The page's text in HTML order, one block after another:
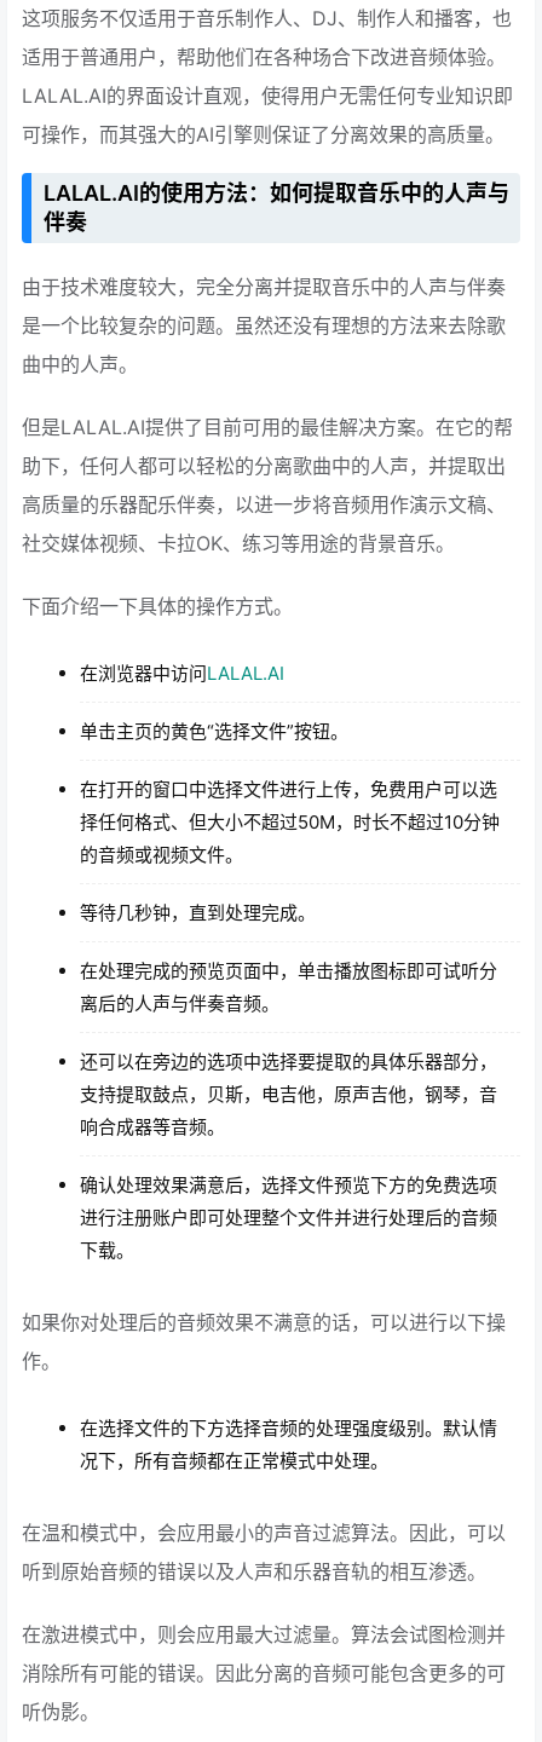
这项服务不仅适用于音乐制作人、DJ、制作人和播客，也
适用于普通用户，帮助他们在各种场合下改进音频体验。
LALAL.AI的界面设计直观，使得用户无需任何专业知识即
可操作，而其强大的AI引擎则保证了分离效果的高质量。
LALAL.AI的使用方法：如何提取音乐中的人声与
伴奏
由于技术难度较大，完全分离并提取音乐中的人声与伴奏
是一个比较复杂的问题。虽然还没有理想的方法来去除歌
曲中的人声。
但是LALAL.AI提供了目前可用的最佳解决方案。在它的帮
助下，任何人都可以轻松的分离歌曲中的人声，并提取出
高质量的乐器配乐伴奏，以进一步将音频用作演示文稿、
社交媒体视频、卡拉OK、练习等用途的背景音乐。
下面介绍一下具体的操作方式。
在浏览器中访问LALAL.AI
单击主页的黄色“选择文件”按钮。
在打开的窗口中选择文件进行上传，免费用户可以选
择任何格式、但大小不超过50M，时长不超过10分钟
的音频或视频文件。
等待几秒钟，直到处理完成。
在处理完成的预览页面中，单击播放图标即可试听分
离后的人声与伴奏音频。
还可以在旁边的选项中选择要提取的具体乐器部分，
支持提取鼓点，贝斯，电吉他，原声吉他，钢琴，音
响合成器等音频。
确认处理效果满意后，选择文件预览下方的免费选项
进行注册账户即可处理整个文件并进行处理后的音频
下载。
如果你对处理后的音频效果不满意的话，可以进行以下操
作。
在选择文件的下方选择音频的处理强度级别。默认情
况下，所有音频都在正常模式中处理。
在温和模式中，会应用最小的声音过滤算法。因此，可以
听到原始音频的错误以及人声和乐器音轨的相互渗透。
在激进模式中，则会应用最大过滤量。算法会试图检测并
消除所有可能的错误。因此分离的音频可能包含更多的可
听伪影。